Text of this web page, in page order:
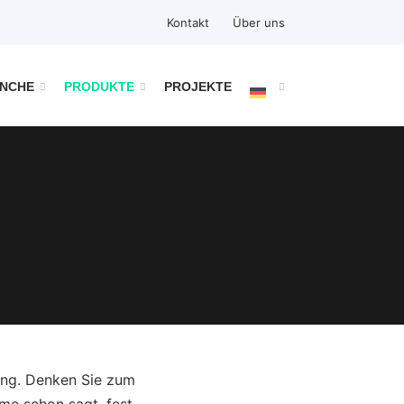
Kontakt Über uns
PRODUKTE PROJEKTE
Denken Sie zum